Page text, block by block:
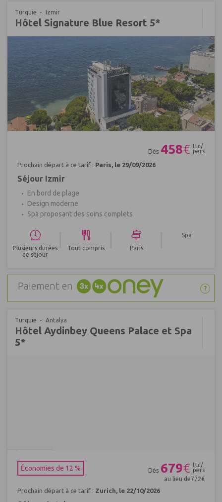
Turquie Izmir
Hôtel Signature Blue Resort 5*
Dès 458€ ttc/
pers
Prochain départ à ce tarif : Paris, le 29/09/2026
Séjour Izmir
En bord de plage
Design moderne
Spa proposant des soins complets
Plusieurs durées
de séjour
Tout compris Paris
Spa
Paiement en ?
Turquie Antalya
Hôtel Aydinbey Queens Palace et Spa
5*
Économies de 12 %
Dès 679€ ttc/
pers
au lieu de772€
Prochain départ à ce tarif : Zurich, le 22/10/2026